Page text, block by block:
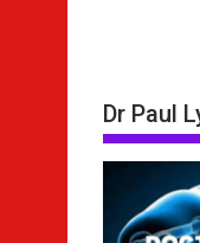
Dr Paul